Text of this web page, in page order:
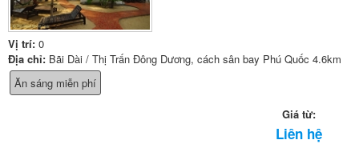
Vị trí: 0
Địa chỉ: Bãi Dài / Thị Trấn Đông Dương, cách sân bay Phú Quốc 4.6km
Ăn sáng miễn phí
Giá từ:
Liên hệ